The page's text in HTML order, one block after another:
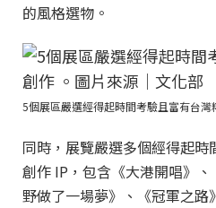
的風格選物。
5個展區嚴選經得起時間考驗且富有台
同時，展覽嚴選多個經得起
創作 IP，包含《大港開唱》
野做了一場夢》、《冠軍之路